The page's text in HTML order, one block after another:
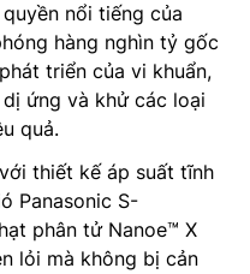
nổi tiếng của
hàng nghìn tỷ gốc
triển của vi khuẩn,
ứng và khử các loại
quả.
thiết kế áp suất tĩnh
Panasonic S-
phân tử Nanoe™ X
lỏi mà không bị cản